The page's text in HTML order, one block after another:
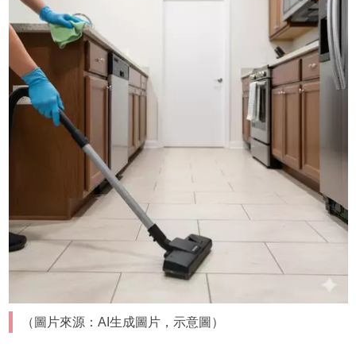
（圖片來源：AI生成圖片，示意圖）